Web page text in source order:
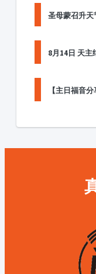
圣母蒙召升天
8月14日 天主
【主日福音